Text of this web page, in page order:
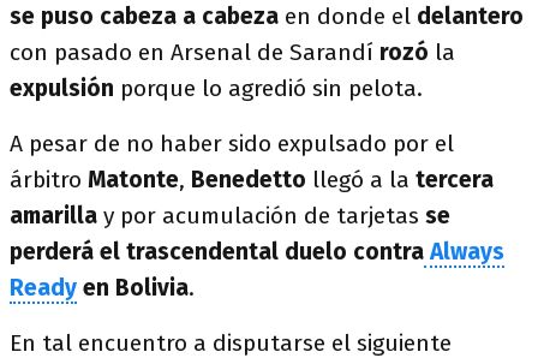
se puso cabeza a cabeza en donde el delantero
con pasado en Arsenal de Sarandí rozó la
expulsión porque lo agredió sin pelota.
A pesar de no haber sido expulsado por el
árbitro Matonte, Benedetto llegó a la tercera
amarilla y por acumulación de tarjetas se
perderá el trascendental duelo contraAlways
Ready en Bolivia.
En tal encuentro a disputarse el siguiente